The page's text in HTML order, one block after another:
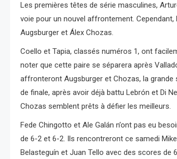
Les premières têtes de série masculines,
voie pour un nouvel affrontement.
Augsburger et Álex Chozas.
Coello et Tapia, classés numéros 1, ont
noter que cette paire se séparera après
affronteront Augsburger et Chozas, la grande
de finale, après avoir déjà battu Lebrón et Di
Chozas semblent prêts à défier les meilleurs.
Fede Chingotto et Ale Galán n’ont pas eu
de 6-2 et 6-2. Ils rencontreront ce samedi
Belasteguín et Juan Tello avec des scores de